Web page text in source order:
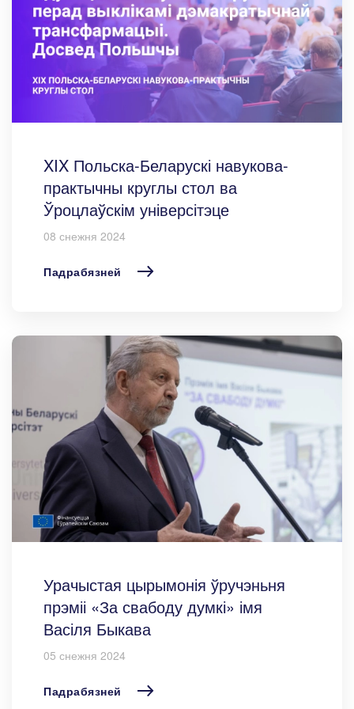
XIX Польска-Беларускі навукова-
практычны круглы стол ва
Ўроцлаўскім універсітэце
08 снежня 2024
Падрабязней
Урачыстая цырымонія ўручэньня
прэміі «За свабоду думкі» імя
Васіля Быкава
05 снежня 2024
Падрабязней